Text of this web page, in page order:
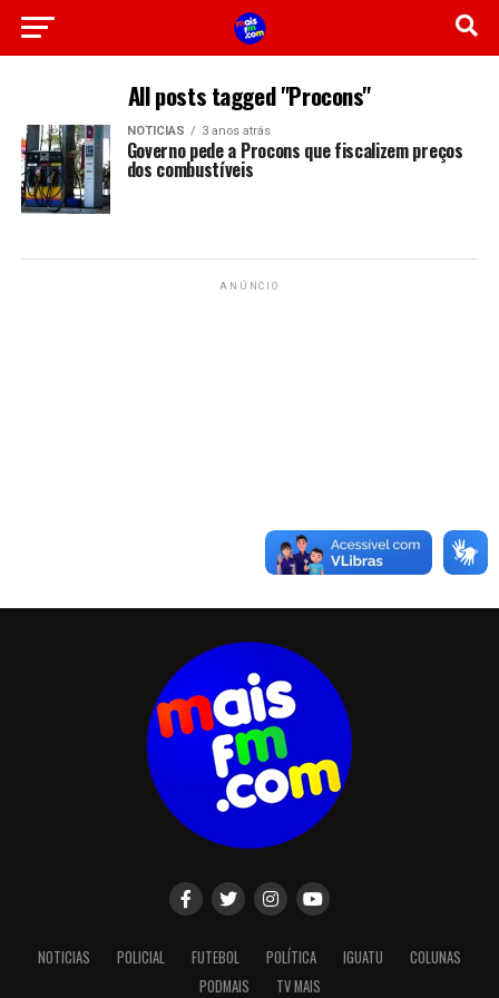
All posts tagged "Procons"
NOTICIAS 3 anos atrás
Governo pede a Procons que fiscalizem preços
dos combustíveis
ANÚNCIO
NOTICIAS POLICIAL FUTEBOL POLÍTICA IGUATU
COLUNAS
PODMAIS
TV MAIS